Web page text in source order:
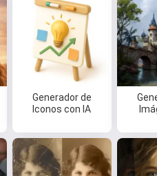
Generador de
Iconos con IA